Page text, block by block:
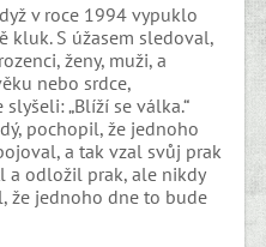
v roce 1994 vypuklo
kluk. S úžasem sledoval,
ženy, muži, a
nebo srdce,
„Blíží se válka.“
pochopil, že jednoho
a tak vzal svůj prak
a odložil prak, ale nikdy
že jednoho dne to bude